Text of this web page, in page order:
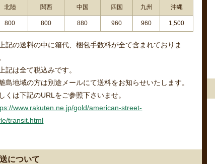
北陸 関西 中国 四国 九州 沖縄
800 800 880 960 960 1,500
記の送料の中に箱代、梱包手数料が全て含まれておりま
記は全て税込みです。
島地域の方は別途メールにて送料をお知らせいたします。
くは下記のURLをご参照下さいませ。
www.rakuten.ne.jp/gold/american-street-
transit.html
について